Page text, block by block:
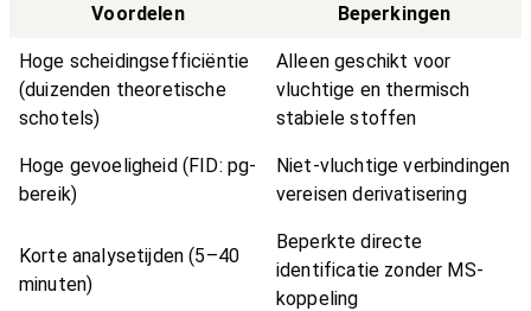
Voordelen Beperkingen
Hoge scheidingsefficiëntie
(duizenden theoretische
schotels)
Alleen geschikt voor
vluchtige en thermisch
stabiele stoffen
Hoge gevoeligheid (FID: pg-
bereik)
Niet-vluchtige verbindingen
vereisen derivatisering
Korte analysetijden (5–40
minuten)
Beperkte directe
identificatie zonder MS-
koppeling